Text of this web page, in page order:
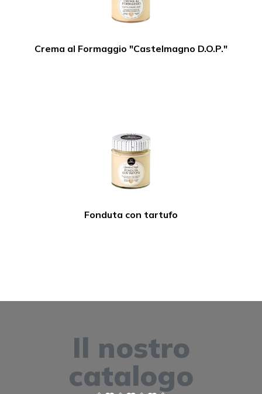
Crema al Formaggio "Castelmagno D.O.P."
Fonduta con tartufo
Il nostro
catalogo